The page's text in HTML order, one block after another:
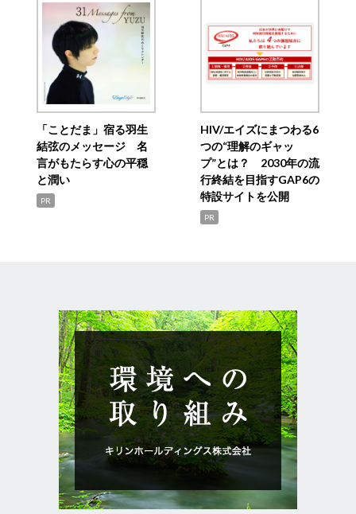
「ことだま」宿る羽生
結弦のメッセージ 名
言がもたらす心の平穏
と潤い
PR
HIV/エイズにまつわる6
つの“理解のギャッ
プ”とは？ 2030年の流
行終結を目指すGAP6の
特設サイトを公開
PR